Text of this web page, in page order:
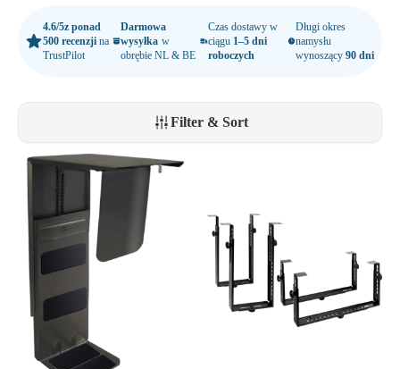
4.6/5z ponad
500 recenzji na
TrustPilot
Darmowa
wysyłka w
obrębie NL & BE
Czas dostawy w
ciągu 1–5 dni
roboczych
Długi okres
namysłu
wynoszący90 dni
Filter & Sort